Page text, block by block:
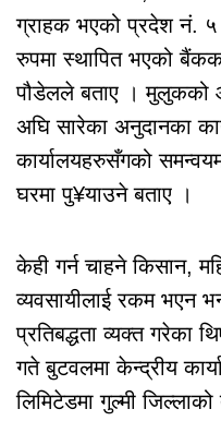
ग्राहक भएको प्रदेश नं.
रुपमा स्थापित भएको
पौडेलले बताए । मुलुकको
अघि सारेका अनुदानका
कार्यालयहरुसँगको
घरमा पु¥याउने बताए ।
केही गर्न चाहने किसान,
व्यवसायीलाई रकम भएन
प्रतिबद्धता व्यक्त गरेका
गते बुटवलमा केन्द्रीय
लिमिटेडमा गुल्मी